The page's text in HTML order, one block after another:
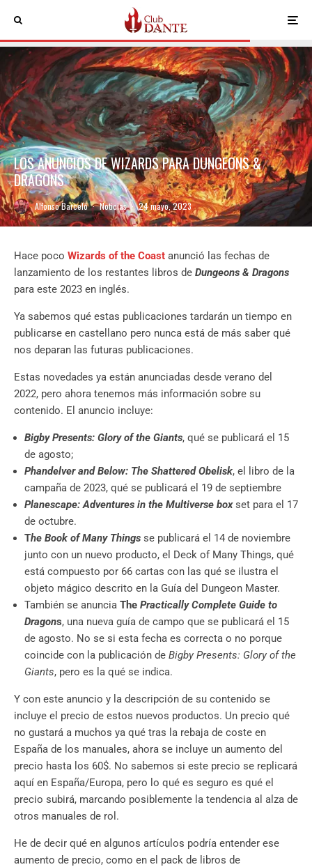
LOS ANUNCIOS DE WIZARDS PARA DUNGEONS &
DRAGONS
Alfonso Barceló · Noticias · 24 mayo, 2023
Hace poco Wizards of the Coast anunció las fechas de
lanzamiento de los restantes libros de Dungeons & Dragons
para este 2023 en inglés.
Ya sabemos qué estas publicaciones tardarán un tiempo en
publicarse en castellano pero nunca está de más saber qué
nos deparan las futuras publicaciones.
Estas novedades ya están anunciadas desde verano del
2022, pero ahora tenemos más información sobre su
contenido. El anuncio incluye:
Bigby Presents: Glory of the Giants, qué se publicará el 15
de agosto;
Phandelver and Below: The Shattered Obelisk, el libro de la
campaña de 2023, qué se publicará el 19 de septiembre
Planescape: Adventures in the Multiverse boxset para el 17
de octubre.
The Book of Many Things se publicará el 14 de noviembre
junto con un nuevo producto, el Deck of Many Things, qué
está compuesto por 66 cartas con las qué se ilustra el
objeto mágico descrito en la Guía del Dungeon Master.
También se anuncia The Practically Complete Guide to
Dragons, una nueva guía de campo que se publicará el 15
de agosto. No se si esta fecha es correcta o no porque
coincide con la publicación de Bigby Presents: Glory of the
Giants, pero es la qué se indica.
Y con este anuncio y la descripción de su contenido se
incluye el precio de estos nuevos productos. Un precio qué
no gustará a muchos ya qué tras la rebaja de coste en
España de los manuales, ahora se incluye un aumento del
precio hasta los 60$. No sabemos si este precio se replicará
aquí en España/Europa, pero lo qué es seguro es qué el
precio subirá, marcando posiblemente la tendencia al alza de
otros manuales de rol.
He de decir qué en algunos artículos podría entender ese
aumento de precio, como en el pack de libros de